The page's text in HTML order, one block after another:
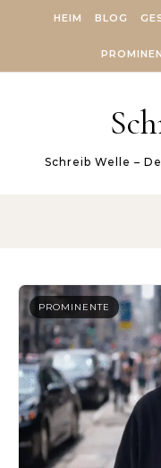
HEIM BLOG
Schreib Welle –
PROMINENTE